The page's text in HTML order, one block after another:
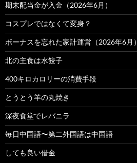
期末配当金が入金（2026年6月）
コスプレではなくて変身？
ボーナスを忘れた家計運営（2026年6月）
北の主食は水餃子
400キロカロリーの消費手段
とうとう羊の丸焼き
深夜食堂でレバニラ
毎日中国語〜第二外国語は中国語
しても良い借金